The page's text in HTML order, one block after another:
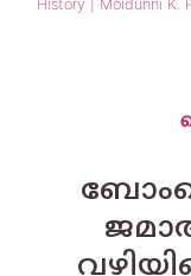
History | Moidunni K.